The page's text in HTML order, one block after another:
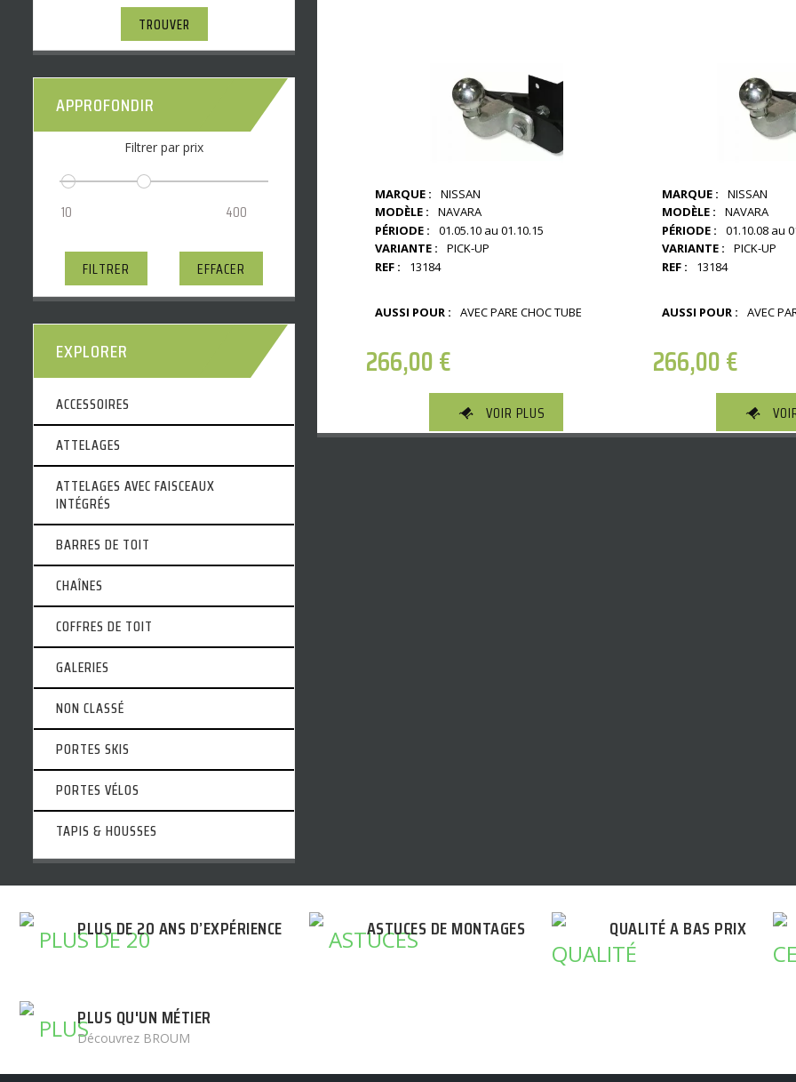
MARQUE :
NISSAN
MODÈLE :
NAVARA
PÉRIODE :
01.05.10 au 01.10.15
VARIANTE :
PICK-UP
REF :
13184
AUSSI POUR : AVEC PARE CHOC TUBE
266,00€
VOIR PLUS
MARQUE :
NISSAN
MODÈLE :
NAVARA
PÉRIODE :
01.10.08 au
VARIANTE :
PICK-UP
REF :
13184
AUSSI POUR : AVEC
266,00€
TROUVER
APPROFONDIR
Filtrer par prix
FILTRER EFFACER
EXPLORER
ACCESSOIRES
ATTELAGES
ATTELAGES AVEC FAISCEAUX
INTÉGRÉS
BARRES DE TOIT
CHAÎNES
COFFRES DE TOIT
GALERIES
NON CLASSÉ
PORTES SKIS
PORTES VÉLOS
TAPIS & HOUSSES
PLUS DE 20 ANS D’EXPÉRIENCE ASTUCES DE MONTAGES QUALITÉ A BAS PRIX
PLUS QU'UN MÉTIER
Découvrez BROUM